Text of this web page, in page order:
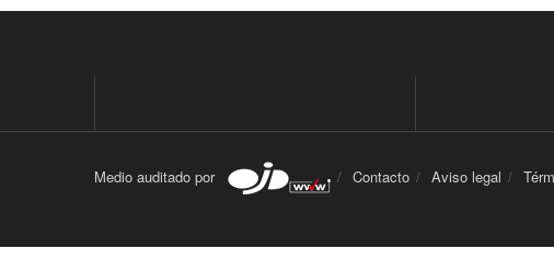
Medio auditado por Contacto Aviso legal